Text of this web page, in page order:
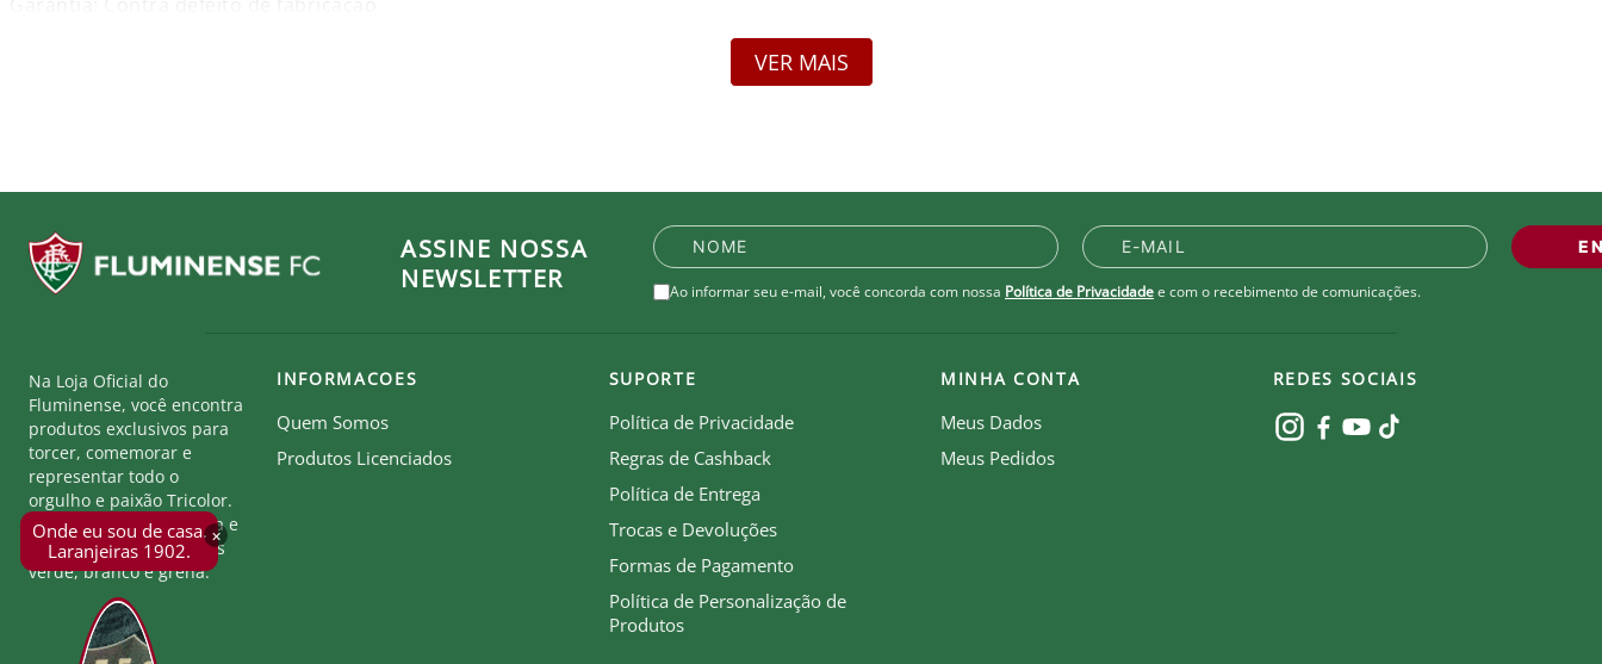
×
Onde eu sou de casa.
Laranjeiras 1902.
Ao comprar um produto oficial você fortalece seu clube que recebe royalties com a venda de cada produto.
VER MAIS
ASSINE NOSSA
NEWSLETTER
Ao informar seu e-mail, você concorda com nossa Política de Privacidadee com o recebimento de comunicações.
Na Loja Oficial do
Fluminense, você encontra
produtos exclusivos para
torcer, comemorar e
representar todo o
orgulho e paixão Tricolor.
Seja parte desta história e
mostre a força das cores
verde, branco e grená.
INFORMACOES
Quem Somos
Produtos Licenciados
SUPORTE
Política de Privacidade
Regras de Cashback
Política de Entrega
Trocas e Devoluções
Formas de Pagamento
Política de Personalização de
Produtos
MINHA CONTA
Meus Dados
Meus Pedidos
REDES SOCIAIS